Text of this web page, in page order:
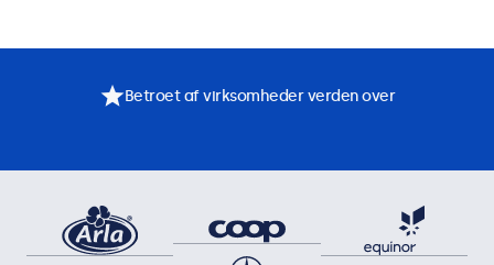
Betroet af virksomheder verden over